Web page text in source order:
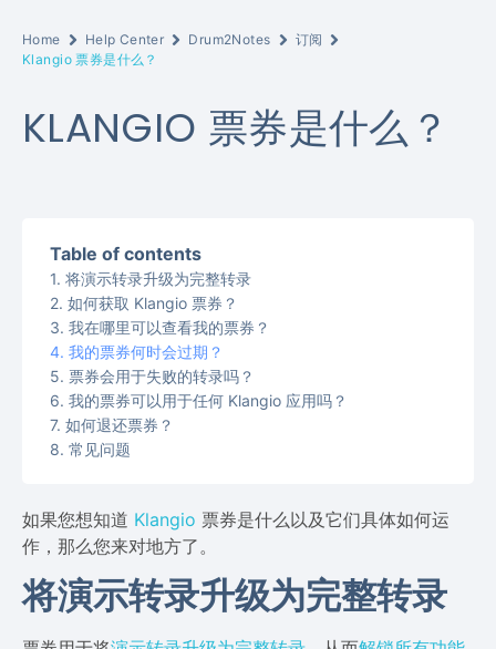
Home Help Center Drum2Notes
订阅
Klangio 票券是什么？
KLANGIO 票券是什么？
Table of contents
将演示转录升级为完整转录
如何获取 Klangio 票券？
我在哪里可以查看我的票券？
我的票券何时会过期？
票券会用于失败的转录吗？
我的票券可以用于任何 Klangio 应用吗？
如何退还票券？
常见问题
如果您想知道 Klangio 票券是什么以及它们具体如何运
作，那么您来对地方了。
将演示转录升级为完整转录